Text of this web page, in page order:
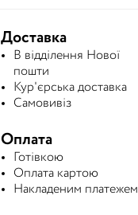
Доставка
В відділення Нової
пошти
Кур'єрська доставка
Самовивіз
Оплата
Готівкою
Оплата картою
Накладеним платежем